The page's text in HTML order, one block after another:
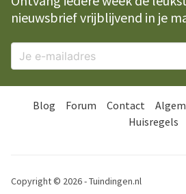
nieuwsbrief vrijblijvend in je
Blog Forum Contact
Huisregels
Copyright © 2026 - Tuindingen.nl